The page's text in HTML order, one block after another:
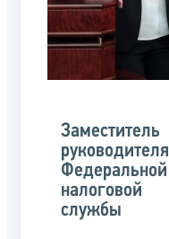
Заместитель
руководителя
Федеральной
налоговой
службы